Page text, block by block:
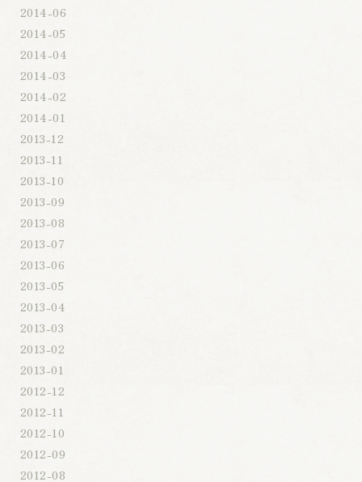
2014-06
2014-05
2014-04
2014-03
2014-02
2014-01
2013-12
2013-11
2013-10
2013-09
2013-08
2013-07
2013-06
2013-05
2013-04
2013-03
2013-02
2013-01
2012-12
2012-11
2012-10
2012-09
2012-08